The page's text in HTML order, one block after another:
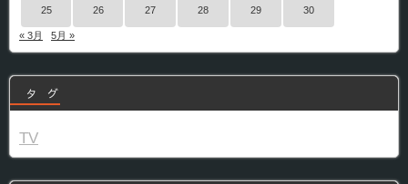
25 26 27 28 29 30
« 3月 5月 »
タ グ
TV